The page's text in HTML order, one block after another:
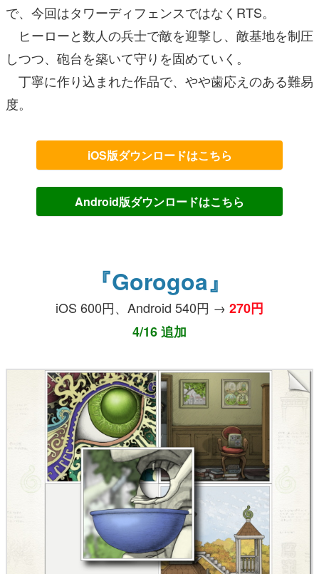
で、今回はタワーディフェンスではなくRTS。
ヒーローと数人の兵士で敵を迎撃し、敵基地を制圧
しつつ、砲台を築いて守りを固めていく。
丁寧に作り込まれた作品で、やや歯応えのある難易
度。
iOS版ダウンロードはこちら
Android版ダウンロードはこちら
『Gorogoa』
iOS 600円、Android 540円 → 270円
4/16 追加